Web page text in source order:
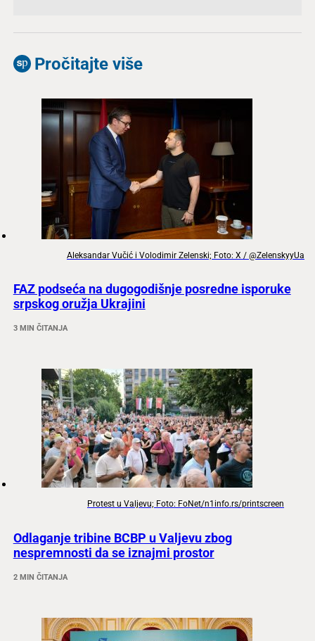
Pročitajte više
Aleksandar Vučić i Volodimir Zelenski; Foto: X / @ZelenskyyUa
FAZ podseća na dugogodišnje posredne isporuke
srpskog oružja Ukrajini
3 MIN ČITANJA
Protest u Valjevu; Foto: FoNet/n1info.rs/printscreen
Odlaganje tribine BCBP u Valjevu zbog
nespremnosti da se iznajmi prostor
2 MIN ČITANJA